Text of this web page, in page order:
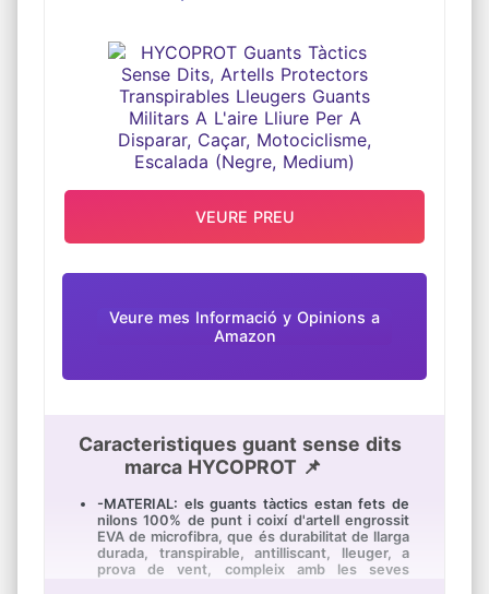
GUANTS MILITARS A L'AIRE LLIURE
PER A DISPARAR, CAÇAR,
MOTOCICLISME, ESCALADA (NEGRE,
MEDIUM)
Veure mes Informació y Opinions a
Amazon
Caracteristiques guant sense dits
marca HYCOPROT 📌
-MATERIAL: els guants tàctics estan fets de
nilons 100% de punt i coixí d'artell engrossit
EVA de microfibra, que és durabilitat de llarga
durada, transpirable, antilliscant, lleuger, a
prova de vent, compleix amb les seves
VEURE PREU